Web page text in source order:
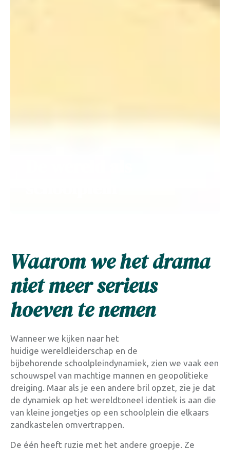
Waarom we het drama
niet meer serieus
hoeven te nemen
Wanneer we kijken naar het
huidige wereldleiderschap en de
bijbehorende schoolpleindynamiek, zien we vaak een
schouwspel van machtige mannen en geopolitieke
dreiging. Maar als je een andere bril opzet, zie je dat
de dynamiek op het wereldtoneel identiek is aan die
van kleine jongetjes op een schoolplein die elkaars
zandkastelen omvertrappen.
De één heeft ruzie met het andere groepje. Ze